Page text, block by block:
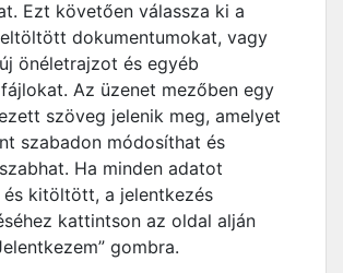
Ezt követően válassza ki a
dokumentumokat, vagy
önéletrajzot és egyéb
Az üzenet mezőben egy
szöveg jelenik meg, amelyet
szabadon módosíthat és
Ha minden adatot
kitöltött, a jelentkezés
kattintson az oldal alján
gombra.